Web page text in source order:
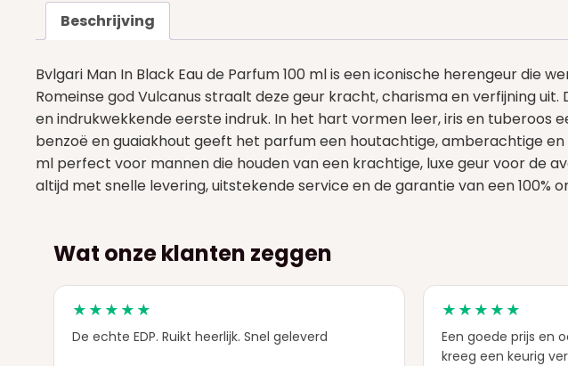
Beschrijving
Bvlgari Man In Black Eau de Parfum 100 ml is een iconische herengeur die
Romeinse god Vulcanus straalt deze geur kracht, charisma en verfijning
en indrukwekkende eerste indruk. In het hart vormen leer, iris en
benzoë en guaiakhout geeft het parfum een houtachtige, amberachtige en
ml perfect voor mannen die houden van een krachtige, luxe geur voor de
altijd met snelle levering, uitstekende service en de garantie van een 100%
Wat onze klanten zeggen
★★★★★
De echte EDP. Ruikt heerlijk. Snel geleverd
★★★★★
Een goede prijs en
kreeg een keurig